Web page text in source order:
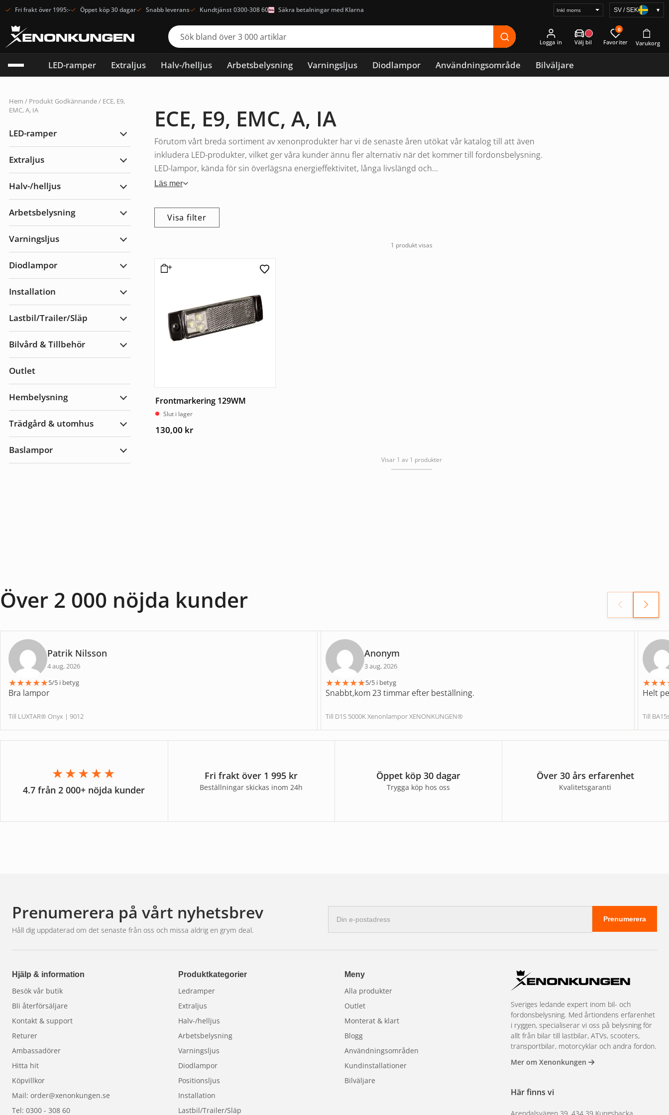
Fri frakt över 1995:- Öppet köp 30 dagar Snabb leverans Kundtjänst 0300-308 60 Säkra betalningar med Klarna
Välj
SV / SEK ▾
Logga in
0
LED-ramper Extraljus Halv-/helljus Arbetsbelysning Varningsljus Diodlampor Användningsområde Bilväljare
Hem / Produkt Godkännande / ECE, E9,
EMC, A, IA
LED-ramper
Expandera
Extraljus
Expandera
Halv-/helljus
Expandera
Arbetsbelysning
Expandera
Varningsljus
Expandera
Diodlampor
Expandera
Installation
Expandera
Lastbil/Trailer/Släp
Expandera
Lastbil/Trailer/Släp
Bilvård & Tillbehör
Expandera
Outlet
Hembelysning
Expandera
Trädgård & utomhus
Expandera
utomhus
Baslampor
Expandera
ECE, E9, EMC, A, IA
Förutom vårt breda sortiment av xenonprodukter har vi de senaste åren utökat vår katalog till att även
inkludera LED-produkter, vilket ger våra kunder ännu fler alternativ när det kommer till fordonsbelysning.
LED-lampor, kända för sin överlägsna energieffektivitet, långa livslängd och...
Läs mer
Visa filter
1 produkt visas
Frontmarkering 129WM
Slut i lager
130,00 kr
Visar 1 av 1 produkter
Över 2 000 nöjda kunder
Patrik Nilsson
4 aug, 2026
★★★★★5/5 i betyg
Bra lampor
Till LUXTAR® Onyx | 9012
Anonym
3 aug, 2026
★★★★★5/5 i betyg
Snabbt,kom 23 timmar efter beställning.
Till D1S 5000K Xenonlampor XENONKUNGEN®
★★★
Helt
Till
★★★★★
4.7 från 2 000+ nöjda kunder
Fri frakt över 1 995 kr
Beställningar skickas inom 24h
Öppet köp 30 dagar
Trygga köp hos oss
Över 30 års erfarenhet
Kvalitetsgaranti
Prenumerera på vårt nyhetsbrev
Håll dig uppdaterad om det senaste från oss och missa aldrig en grym deal.
postadress
Prenumerera
Hjälp & information
Besök vår butik
Bli återförsäljare
Kontakt & support
Returer
Ambassadörer
Hitta hit
Köpvillkor
Mail: order@xenonkungen.se
Tel: 0300 - 308 60
Produktkategorier
Ledramper
Extraljus
Halv-/helljus
Arbetsbelysning
Varningsljus
Diodlampor
Positionsljus
Installation
Lastbil/Trailer/Släp
Meny
Alla produkter
Outlet
Monterat & klart
Blogg
Användningsområden
Kundinstallationer
Bilväljare
Sveriges ledande expert inom bil- och
fordonsbelysning. Med årtiondens erfarenhet
i ryggen, specialiserar vi oss på belysning för
allt från bilar till lastbilar, ATVs, scooters,
transportbilar, motorcyklar och andra fordon.
Mer om Xenonkungen
Här finns vi